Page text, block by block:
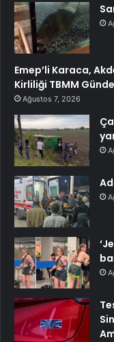
Emep’li Karaca,
Kirliliği TBMM
Ağustos 7, 2026